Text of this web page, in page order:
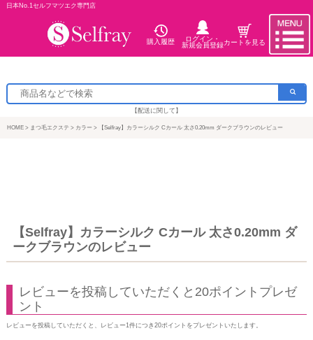
日本No.1セルフマツエク専門店
購入履歴
ログイン・
新規会員登録カートを見る
【配送に関して】
HOME まつ毛エクステ カラー 【Selfray】カラーシルク Cカール 太さ0.20mm ダークブラウンのレビュー
【Selfray】カラーシルク Cカール 太さ0.20mm ダ
ークブラウンのレビュー
レビューを投稿していただくと20ポイントプレゼ
ント
レビューを投稿していただくと、レビュー1件につき20ポイントをプレゼントいたします。